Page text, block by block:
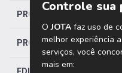
PRO TRABALHISTA
PRO SAÚDE